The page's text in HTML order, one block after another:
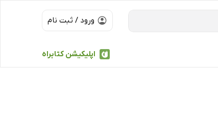
ورود / ثبت نام
اپلیکیشن کتابراه